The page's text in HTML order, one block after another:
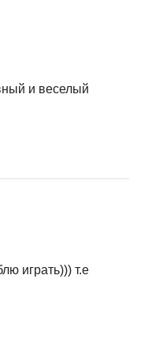
и веселый
играть))) т.е